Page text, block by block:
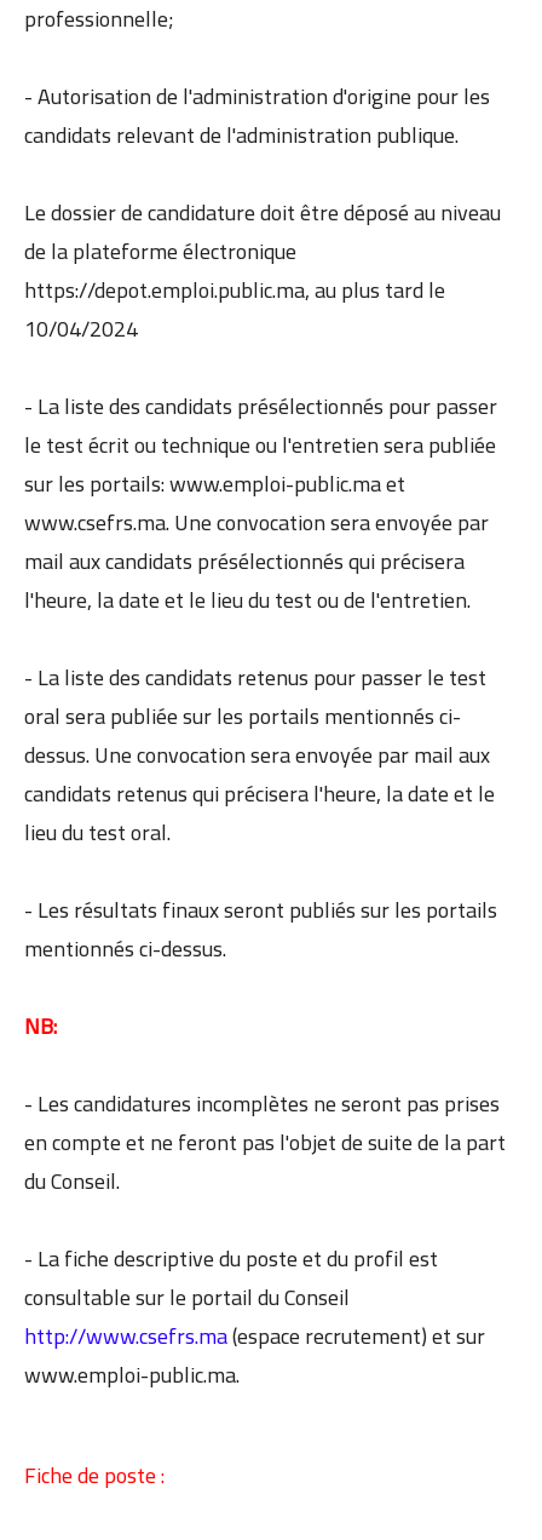
professionnelle;
- Autorisation de l'administration d'origine pour les
candidats relevant de l'administration publique.
Le dossier de candidature doit être déposé au niveau
de la plateforme électronique
https://depot.emploi.public.ma, au plus tard le
10/04/2024
- La liste des candidats présélectionnés pour passer
le test écrit ou technique ou l'entretien sera publiée
sur les portails: www.emploi-public.ma et
www.csefrs.ma. Une convocation sera envoyée par
mail aux candidats présélectionnés qui précisera
l'heure, la date et le lieu du test ou de l'entretien.
- La liste des candidats retenus pour passer le test
oral sera publiée sur les portails mentionnés ci-
dessus. Une convocation sera envoyée par mail aux
candidats retenus qui précisera l'heure, la date et le
lieu du test oral.
- Les résultats finaux seront publiés sur les portails
mentionnés ci-dessus.
NB:
- Les candidatures incomplètes ne seront pas prises
en compte et ne feront pas l'objet de suite de la part
du Conseil.
- La fiche descriptive du poste et du profil est
consultable sur le portail du Conseil
http://www.csefrs.ma(espace recrutement) et sur
www.emploi-public.ma.
Fiche de poste :